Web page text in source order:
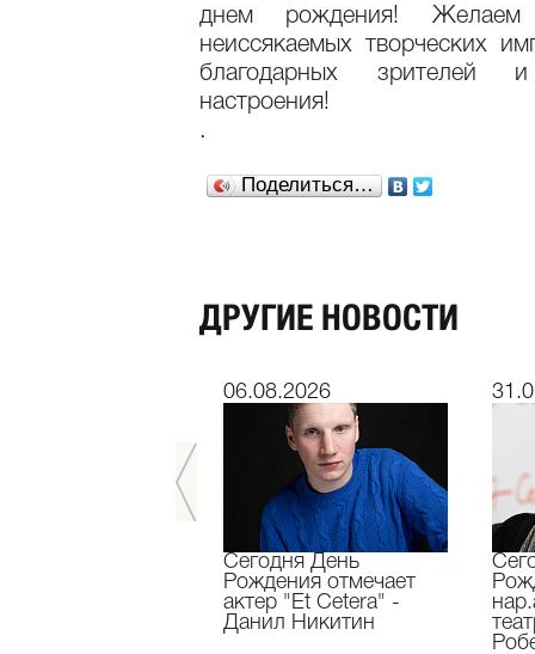
днем рождения!
неиссякаемых творческих
благодарных зрителей
настроения!
.
Поделиться…
ДРУГИЕ НОВОСТИ
06.08.2026
Сегодня День
Рождения отмечает
актер "Et Cetera" -
Данил Никитин